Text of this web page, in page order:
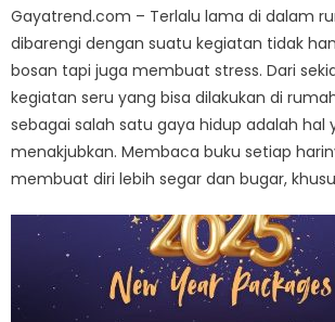
Gayatrend.com – Terlalu lama di dalam
dibarengi dengan suatu kegiatan tidak
bosan tapi juga membuat stress. Dari
kegiatan seru yang bisa dilakukan di
sebagai salah satu gaya hidup adalah hal
menakjubkan. Membaca buku setiap
membuat diri lebih segar dan bugar,